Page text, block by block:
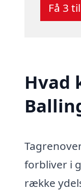
Få 3
Hvad
forbliver i
række